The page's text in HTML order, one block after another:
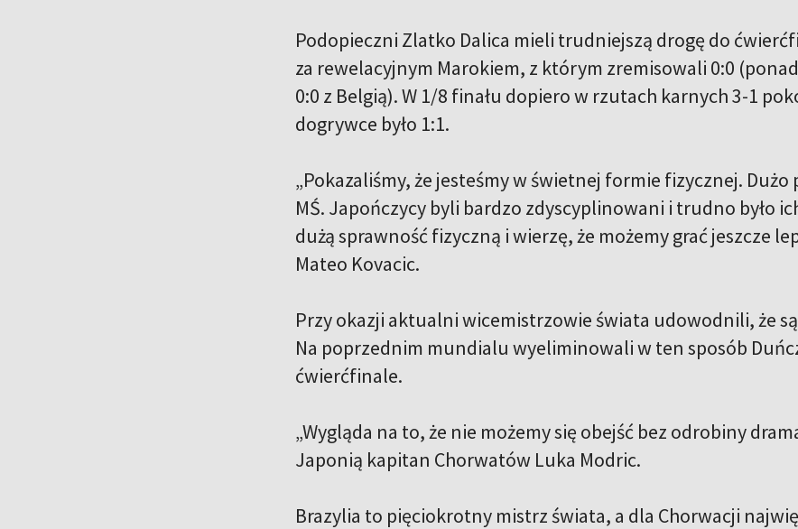
Podopieczni Zlatko Dalica mieli trudniejszą drogę do
za rewelacyjnym Marokiem, z którym zremisowali 0:0
0:0 z Belgią). W 1/8 finału dopiero w rzutach karnych 3-1
dogrywce było 1:1.
„Pokazaliśmy, że jesteśmy w świetnej formie fizycznej.
MŚ. Japończycy byli bardzo zdyscyplinowani i trudno było
dużą sprawność fizyczną i wierzę, że możemy grać jeszcze
Mateo Kovacic.
Przy okazji aktualni wicemistrzowie świata udowodnili, że
Na poprzednim mundialu wyeliminowali w ten sposób
ćwierćfinale.
„Wygląda na to, że nie możemy się obejść bez odrobiny
Japonią kapitan Chorwatów Luka Modric.
Brazylia to pięciokrotny mistrz świata, a dla Chorwacji